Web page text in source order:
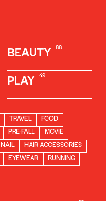
BEAUTY 88
PLAY 49
TRAVEL
FOOD
PRE-FALL
MOVIE
NAIL
HAIR ACCESSORIES
EYEWEAR
RUNNING